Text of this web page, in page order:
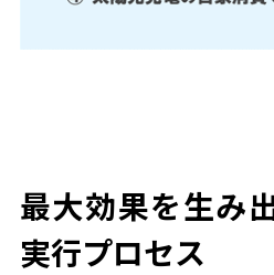
最大効果を生み
実行プロセス